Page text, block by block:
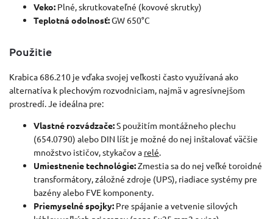
Veko: Plné, skrutkovateľné (kovové skrutky)
Teplotná odolnosť:GW 650°C
Použitie
Krabica 686.210 je vďaka svojej veľkosti často využívaná ako
alternatíva k plechovým rozvodniciam, najmä v agresívnejšom
prostredí. Je ideálna pre:
Vlastné rozvádzače:S použitím montážneho plechu
(654.0790) alebo DIN líšt je možné do nej inštalovať väčšie
množstvo ističov, stykačov a relé
Umiestnenie technológie:Zmestia sa do nej veľké toroidné
transformátory, záložné zdroje (UPS), riadiace systémy pre
bazény alebo FVE komponenty.
Priemyselné spojky: Pre spájanie a vetvenie silových